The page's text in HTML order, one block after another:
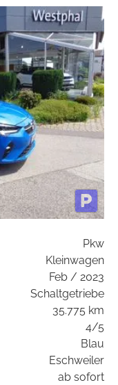
Pkw
Kleinwagen
Feb / 2023
Schaltgetriebe
35.775 km
4/5
Blau
Eschweiler
ab sofort